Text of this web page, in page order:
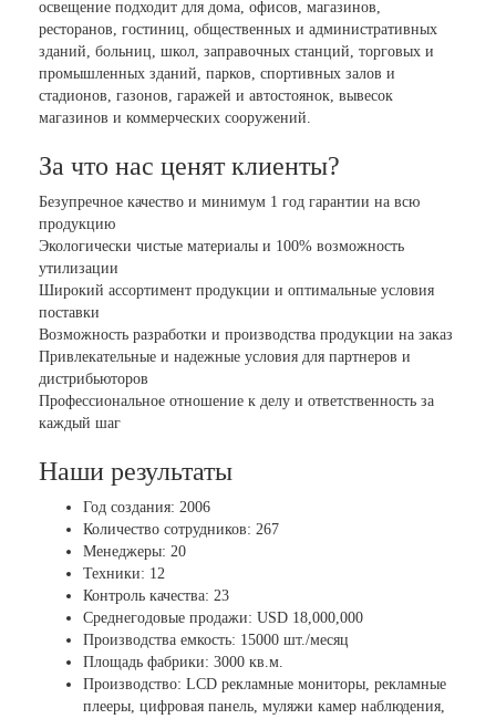
освещение подходит для дома, офисов, магазинов,
ресторанов, гостиниц, общественных и административных
зданий, больниц, школ, заправочных станций, торговых и
промышленных зданий, парков, спортивных залов и
стадионов, газонов, гаражей и автостоянок, вывесок
магазинов и коммерческих сооружений.
За что нас ценят клиенты?
Безупречное качество и минимум 1 год гарантии на всю
продукцию
Экологически чистые материалы и 100% возможность
утилизации
Широкий ассортимент продукции и оптимальные условия
поставки
Возможность разработки и производства продукции на заказ
Привлекательные и надежные условия для партнеров и
дистрибьюторов
Профессиональное отношение к делу и ответственность за
каждый шаг
Наши результаты
Год создания: 2006
Количество сотрудников: 267
Менеджеры: 20
Техники: 12
Контроль качества: 23
Среднегодовые продажи: USD 18,000,000
Производства емкость: 15000 шт./месяц
Площадь фабрики: 3000 кв.м.
Производство: LCD рекламные мониторы, рекламные
плееры, цифровая панель, муляжи камер наблюдения,